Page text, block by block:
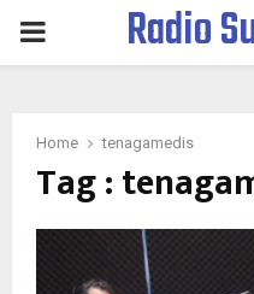
PRIMARYRadio
Home tenagamedis
Tag :